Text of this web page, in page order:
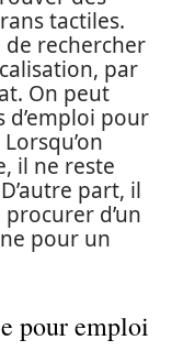
tactiles.
rechercher
par
On peut
pour
il ne reste
part, il
d’un
pour un
pour emploi